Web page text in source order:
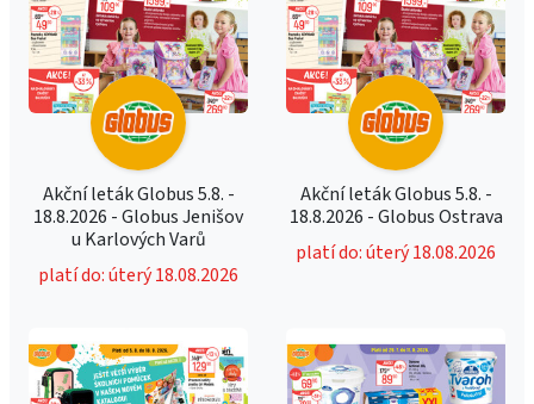
Akční leták Globus 5.8. -
18.8.2026 - Globus Jenišov
u Karlových Varů
platí do: úterý 18.08.2026
Akční leták Globus 5.8. -
18.8.2026 - Globus Ostrava
platí do: úterý 18.08.2026